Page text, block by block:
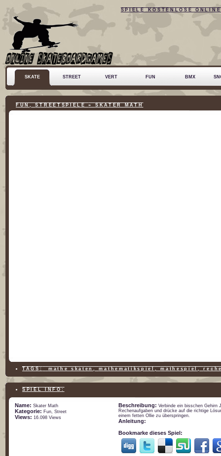
SPIELE KOSTENLOSE
SKATE STREET VERT FUN BMX
FUN,STREET SPIELE» SKATER MATH
TAGS: mathe skaten,mathematikspiel ,mathespiel,
SPIEL INFO:
Name: Skater Math
Kategorie: Fun, Street
Views: 16.098 Views
Beschreibung: Verbinde ein bisschen Gehirn
Rechenaufgaben und drücke auf die richtige
einem fetten Ollie zu überspringen.
Anleitung:
Bookmarke dieses Spiel: